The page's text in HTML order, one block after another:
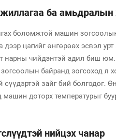
ба амьдралын
боломжтой машин
дээр цагийг өнгөрөөх эсвэл
нарны чийдэнтэй адил биш
байранд зогсоход
зайг бий болгодог.
доторх температурыг
нийцэх чанар